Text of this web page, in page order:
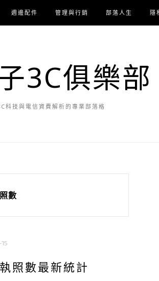
週邊配件 管理與行銷 部落人生 隱
3C俱樂部
科技與電信資費解析的專業部落格
數
照數最新統計